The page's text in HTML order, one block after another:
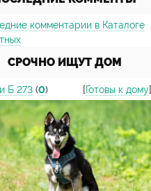
комментарии в Каталоге
СРОЧНО ИЩУТ ДОМ
Б 273 (0) [Готовы к дому]